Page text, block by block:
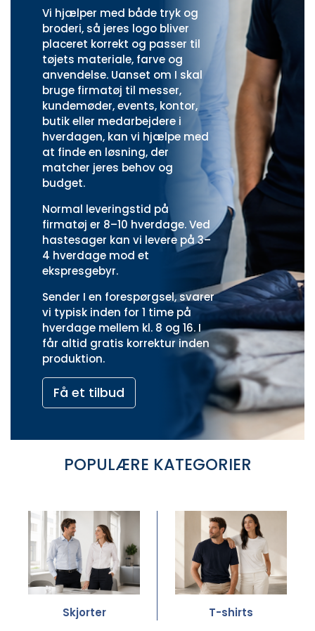
Vi hjælper med både tryk og
broderi, så jeres logo bliver
placeret korrekt og passer til
tøjets materiale, farve og
anvendelse. Uanset om I skal
bruge firmatøj til messer,
kundemøder, events, kontor,
butik eller medarbejdere i
hverdagen, kan vi hjælpe med
at finde en løsning, der
matcher jeres behov og
budget.
Normal leveringstid på
firmatøj er 8–10 hverdage. Ved
hastesager kan vi levere på 3–
4 hverdage mod et
ekspresgebyr.
Sender I en forespørgsel, svarer
vi typisk inden for 1 time på
hverdage mellem kl. 8 og 16. I
får altid gratis korrektur inden
produktion.
Få et tilbud
POPULÆRE KATEGORIER
Skjorter T-shirts